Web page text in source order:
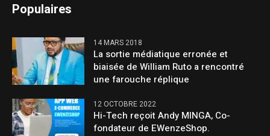
Populaires
14 MARS 2018
La sortie médiatique erronée et
biaisée de William Ruto a rencontré
une farouche réplique
12 OCTOBRE 2022
Hi-Tech reçoit Andy MINGA, Co-
fondateur de EWenzeShop.